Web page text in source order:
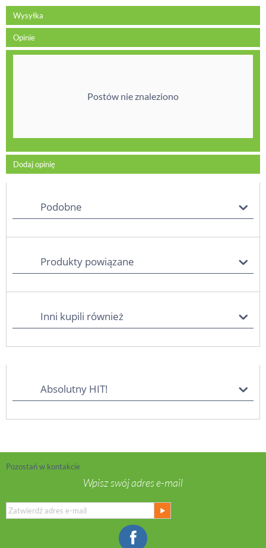
Wysyłka
Opinie
Postów nie znaleziono
Dodaj opinię
Podobne
Produkty powiązane
Inni kupili również
Absolutny HIT!
Pozostań w kontakcie
Wpisz swój adres e-mail